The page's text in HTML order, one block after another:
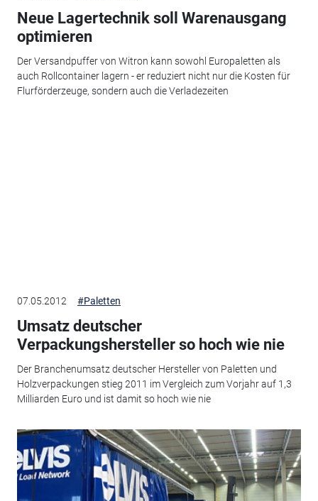
Neue Lagertechnik soll Warenausgang
optimieren
Der Versandpuffer von Witron kann sowohl Europaletten als
auch Rollcontainer lagern - er reduziert nicht nur die Kosten für
Flurförderzeuge, sondern auch die Verladezeiten
07.05.2012 #Paletten
Umsatz deutscher
Verpackungshersteller so hoch wie nie
Der Branchenumsatz deutscher Hersteller von Paletten und
Holzverpackungen stieg 2011 im Vergleich zum Vorjahr auf 1,3
Milliarden Euro und ist damit so hoch wie nie